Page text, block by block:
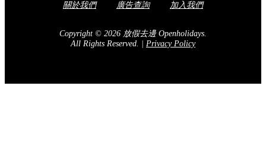
關於我們 廣告查詢 加入我們
Copyright © 2026 放假去邊 Openholidays.
All Rights Reserved.
Privacy Policy